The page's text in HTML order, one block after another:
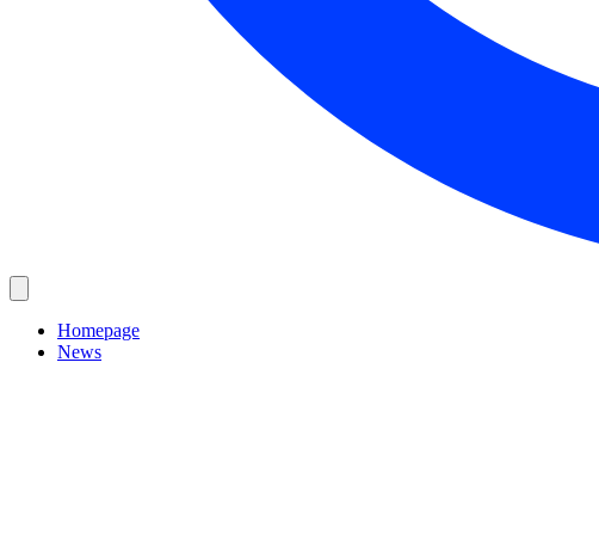
Homepage
News